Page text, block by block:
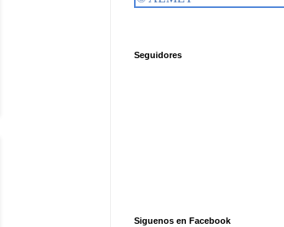
Seguidores
Siguenos en Facebook